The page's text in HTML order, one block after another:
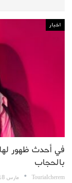
اخبار
في أحدث ظهور
بالحجاب
TouriaIcherem مارس 18, 2024